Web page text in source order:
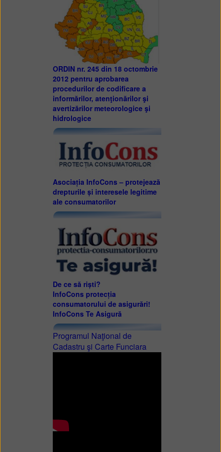
ORDIN nr. 245 din 18 octombrie
2012 pentru aprobarea
procedurilor de codificare a
informărilor, atenţionărilor şi
avertizărilor meteorologice şi
hidrologice
Asociația InfoCons – protejează
drepturile și interesele legitime
ale consumatorilor
De ce să riști?
InfoCons protecția
consumatorului de asigurări!
InfoCons Te Asigură
Programul Naţional de
Cadastru şi Carte Funciara